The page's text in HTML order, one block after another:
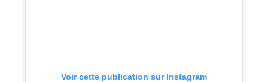
Voir cette publication sur Instagram